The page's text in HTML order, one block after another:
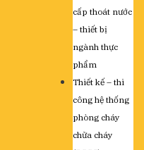
cấp thoát nước
– thiết bị
ngành thực
phẩm
Thiết kế – thi
công hệ thống
phòng cháy
chữa cháy